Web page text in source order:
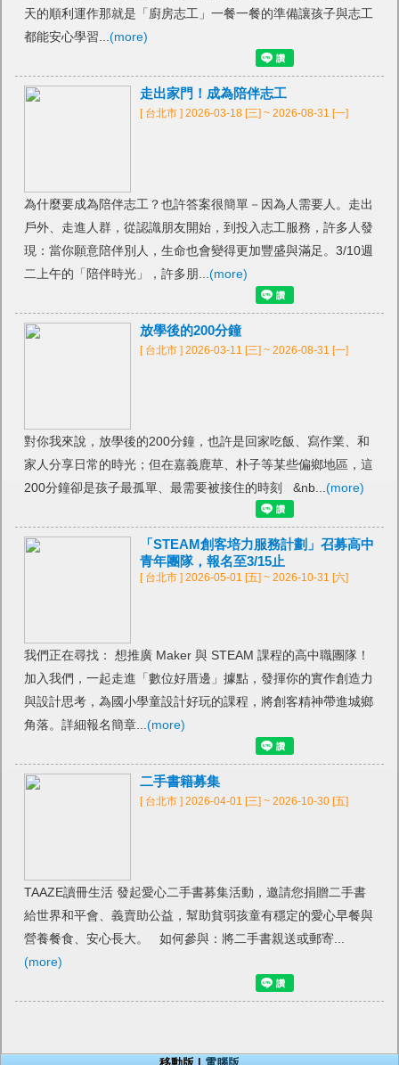
天的順利運作那就是「廚房志工」一餐一餐的準備讓孩子與志工
都能安心學習... (more)
走出家門！成為陪伴志工
[ 台北市 ] 2026-03-18 [三] ~ 2026-08-31 [一]
為什麼要成為陪伴志工？也許答案很簡單－因為人需要人。走出
戶外、走進人群，從認識朋友開始，到投入志工服務，許多人發
現：當你願意陪伴別人，生命也會變得更加豐盛與滿足。3/10週
二上午的「陪伴時光」，許多朋... (more)
放學後的200分鐘
[ 台北市 ] 2026-03-11 [三] ~ 2026-08-31 [一]
對你我來說，放學後的200分鐘，也許是回家吃飯、寫作業、和
家人分享日常的時光；但在嘉義鹿草、朴子等某些偏鄉地區，這
200分鐘卻是孩子最孤單、最需要被接住的時刻 &nb... (more)
「STEAM創客培力服務計劃」召募高中
青年團隊，報名至3/15止
[ 台北市 ] 2026-05-01 [五] ~ 2026-10-31 [六]
我們正在尋找： 想推廣 Maker 與 STEAM 課程的高中職團隊！
加入我們，一起走進「數位好厝邊」據點，發揮你的實作創造力
與設計思考，為國小學童設計好玩的課程，將創客精神帶進城鄉
角落。詳細報名簡章... (more)
二手書籍募集
[ 台北市 ] 2026-04-01 [三] ~ 2026-10-30 [五]
TAAZE讀冊生活 發起愛心二手書募集活動，邀請您捐贈二手書
給世界和平會、義賣助公益，幫助貧弱孩童有穩定的愛心早餐與
營養餐食、安心長大。 如何參與：將二手書親送或郵寄...
(more)